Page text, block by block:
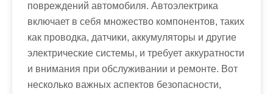
повреждений автомобиля. Автоэлектрика
включает в себя множество компонентов, таких
как проводка, датчики, аккумуляторы и другие
электрические системы, и требует аккуратности
и внимания при обслуживании и ремонте. Вот
несколько важных аспектов безопасности,